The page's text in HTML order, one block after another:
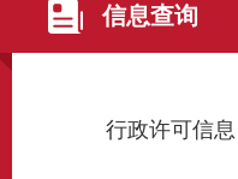
信息查询
行政许可信息